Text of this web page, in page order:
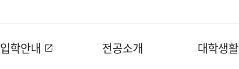
입학안내 전공소개 대학생활